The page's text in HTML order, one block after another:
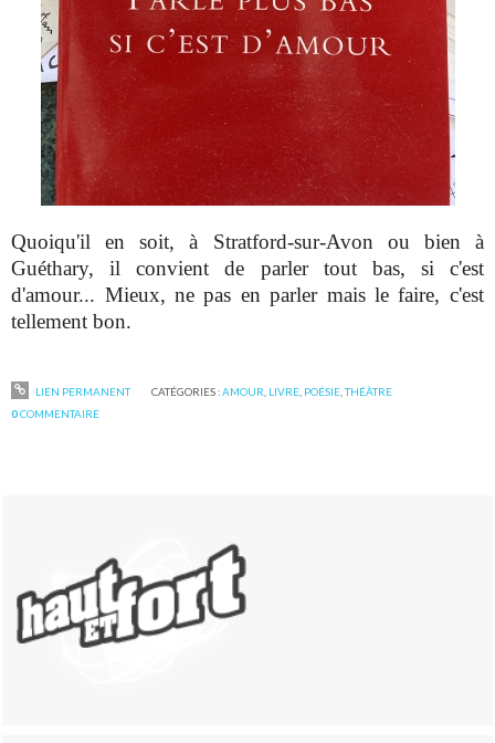
Quoiqu'il en soit, à Stratford-sur-Avon ou bien à
Guéthary, il convient de parler tout bas, si c'est
d'amour... Mieux, ne pas en parler mais le faire, c'est
tellement bon.
LIEN PERMANENT CATÉGORIES :AMOUR LIVRE, POÉSIE,THÉÂTRE
0COMMENTAIRE